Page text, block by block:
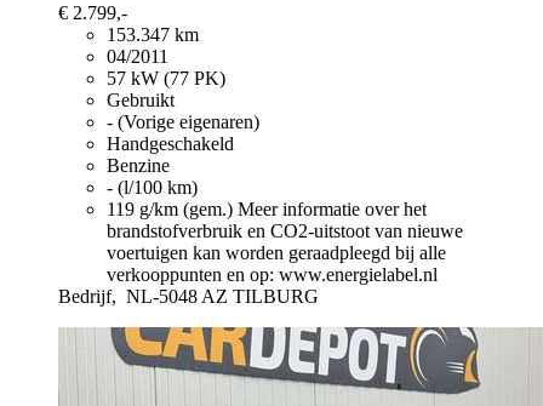
€ 2.799,-
153.347 km
04/2011
57 kW (77 PK)
Gebruikt
- (Vorige eigenaren)
Handgeschakeld
Benzine
- (l/100 km)
119 g/km (gem.) Meer informatie over het
brandstofverbruik en CO2-uitstoot van nieuwe
voertuigen kan worden geraadpleegd bij alle
verkooppunten en op: www.energielabel.nl
Bedrijf, NL-5048 AZ TILBURG